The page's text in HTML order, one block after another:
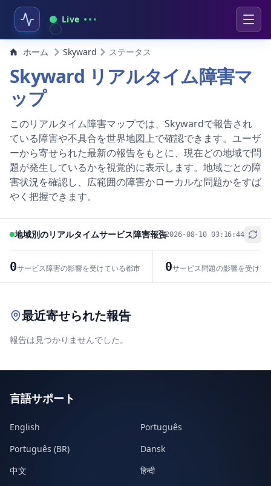
Live
ホーム Skyward ステータス
Skyward リアルタイム障害マ
ップ
このリアルタイム障害マップでは、Skywardで報告され
ている障害や不具合を世界地図上で確認できます。ユーザ
ーから寄せられた最新の報告をもとに、現在どの地域で問
題が発生しているかを視覚的に表示します。地域ごとの障
害状況を確認し、広範囲の障害かローカルな問題かをすば
やく把握できます。
地域別のリアルタイムサービス障害報告2026-08-10 03:16:44
0サービス障害の影響を受けている都市 0サービス問題の影響を受けて
+
最近寄せられた報告
報告は見つかりませんでした。
言語サポート
English
Português
Português (BR)
Dansk
中文
हिन्दी